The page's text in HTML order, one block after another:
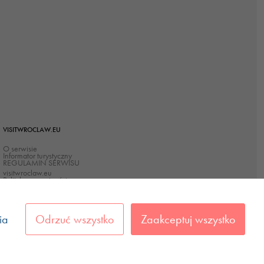
VISITWROCLAW.EU
O serwisie
Informator turystyczny
REGULAMIN SERWISU
visitwroclaw.eu
Polityka prywatności
Odrzuć wszystko Zaakceptuj wszystko